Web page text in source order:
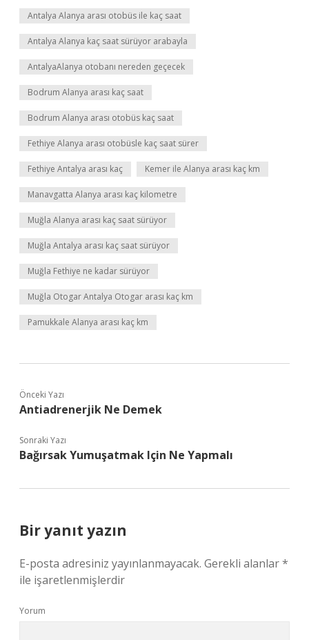
Antalya Alanya arası otobüs ile kaç saat
Antalya Alanya kaç saat sürüyor arabayla
AntalyaAlanya otobanı nereden geçecek
Bodrum Alanya arası kaç saat
Bodrum Alanya arası otobüs kaç saat
Fethiye Alanya arası otobüsle kaç saat sürer
Fethiye Antalya arası kaç Kemer ile Alanya arası kaç km
Manavgatta Alanya arası kaç kilometre
Muğla Alanya arası kaç saat sürüyor
Muğla Antalya arası kaç saat sürüyor
Muğla Fethiye ne kadar sürüyor
Muğla Otogar Antalya Otogar arası kaç km
Pamukkale Alanya arası kaç km
Önceki Yazı
Antiadrenerjik Ne Demek
Sonraki Yazı
Bağırsak Yumuşatmak Için Ne Yapmalı
Bir yanıt yazın
E-posta adresiniz yayınlanmayacak. Gerekli alanlar*
ile işaretlenmişlerdir
Yorum